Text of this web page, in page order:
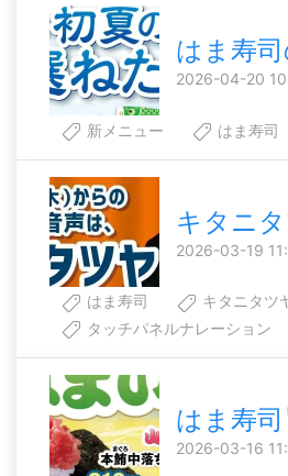
はま寿
2026-04-20
新メニュー はま寿司
キタニ
2026-03-19
はま寿司
キタニタツ
タッチパネルナレーション
はま寿
2026-03-16